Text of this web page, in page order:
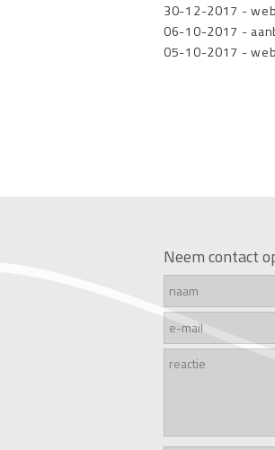
30-12-2017 -
06-10-2017 -
05-10-2017 -
Neem contact